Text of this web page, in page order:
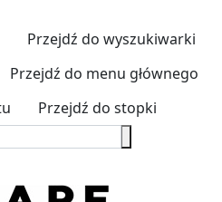
Przejdź do wyszukiwarki
Przejdź do menu głównego
Przejdź do stopki